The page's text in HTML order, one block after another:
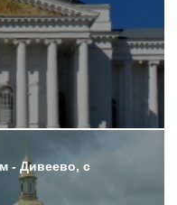
- Дивеево, с